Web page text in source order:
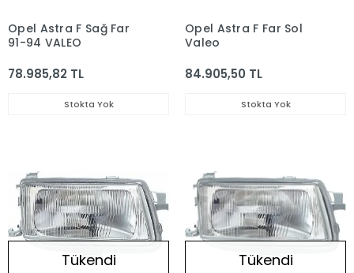
Opel Astra F Sağ Far
91-94 VALEO
78.985,82 TL
Stokta Yok
Opel Astra F Far Sol
Valeo
84.905,50 TL
Stokta Yok
Tükendi Tükendi